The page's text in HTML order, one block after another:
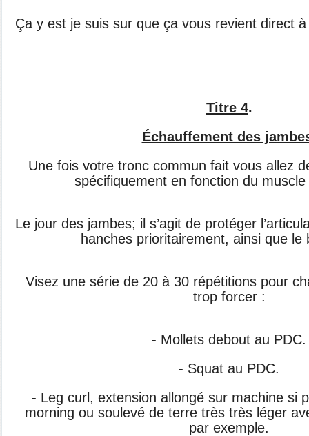
Ça y est je suis sur que ça vous revient direct
Titre 4.
Échauffement des
Une fois votre tronc commun fait vous allez
spécifiquement en fonction du
Le jour des jambes; il s’agit de protéger
hanches prioritairement, ainsi que le
Visez une série de 20 à 30 répétitions pour
trop forcer :
- Mollets debout au PDC.
- Squat au PDC.
- Leg curl, extension allongé sur machine si
morning ou soulevé de terre très très léger
par exemple.